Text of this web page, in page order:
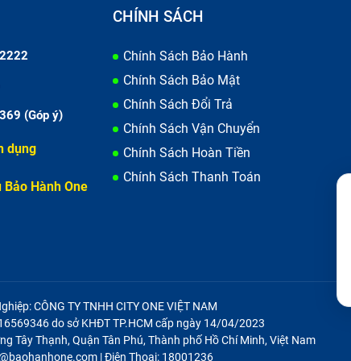
(Góp ý)
dụng
Bảo Hành One
CHÍNH SÁCH
Chính Sách Bảo Hành
Chính Sách Bảo Mật
Chính Sách Đổi Trả
Chính Sách Vận Chuyển
Chính Sách Hoàn Tiền
Chính Sách Thanh Toán
CÔNG TY TNHH CITY ONE VIỆT NAM
do sở KHĐT TP.HCM cấp ngày 14/04/2023
Tây Thạnh, Quận Tân Phú, Thành phố Hồ Chí Minh, Việt Nam
| Điện Thoại: 18001236